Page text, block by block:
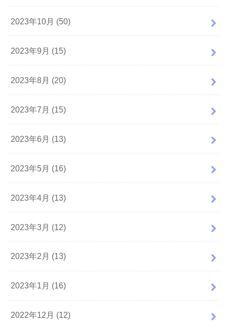
2023年10月 (50)
2023年9月 (15)
2023年8月 (20)
2023年7月 (15)
2023年6月 (13)
2023年5月 (16)
2023年4月 (13)
2023年3月 (12)
2023年2月 (13)
2023年1月 (16)
2022年12月 (12)